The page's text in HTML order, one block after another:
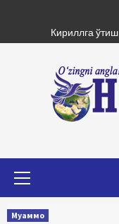
content
Кириллга ўтиш
Муаммо